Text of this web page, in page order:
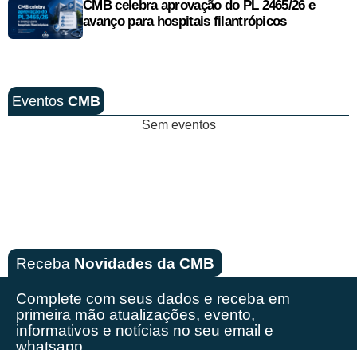
CMB celebra aprovação do PL 2465/26 e
avanço para hospitais filantrópicos
Eventos CMB
Sem eventos
Receba Novidades da CMB
Complete com seus dados e receba em
primeira mão atualizações, evento,
informativos e notícias no seu email e
whatsapp.